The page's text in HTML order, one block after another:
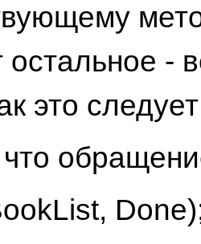
остальное -
это